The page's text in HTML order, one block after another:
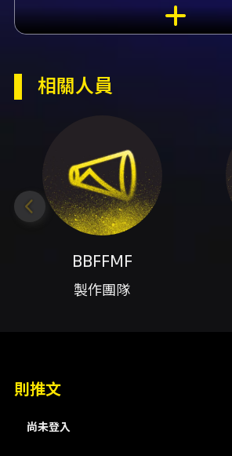
者暴羅、企劃構成蔡承儒(菜頭)
節目介紹 菜冠電視台為喜劇表
頭（成員：菜頭、冠冠）與暴羅
出。演出分為兩場、內容風格不
「死亡默契遊戲」：四位搞笑
下進行以默契崩壞為核心的即興
戲，帶有實驗性與肢體/語言笑點
晚上場「喝酒閒聊之夜」：菜
驗票入場） 場地與座位 地點：
米地＋，地址：台北市中山區復
種。活動當日請依票券上的桌次
相關人員
BBFFMF
製作團隊
則推文
尚未登入